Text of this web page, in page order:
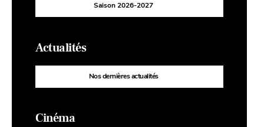
Saison 2026-2027
Actualités
Nos dernières actualités
Cinéma